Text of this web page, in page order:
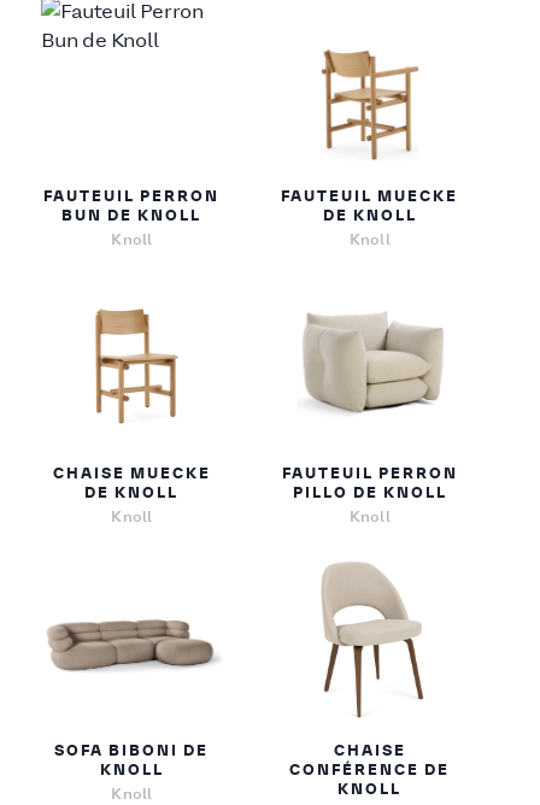
FAUTEUIL PERRON
BUN DE KNOLL
Knoll
FAUTEUIL MUECKE
DE KNOLL
Knoll
CHAISE MUECKE
DE KNOLL
Knoll
FAUTEUIL PERRON
PILLO DE KNOLL
Knoll
SOFA BIBONI DE
KNOLL
Knoll
CHAISE
CONFÉRENCE DE
KNOLL